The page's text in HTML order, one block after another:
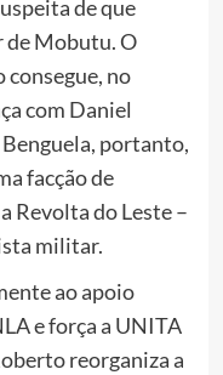
de que
de Mobutu. O
no
com Daniel
portanto,
facção de
Revolta do Leste –
militar.
ao apoio
e força a UNITA
reorganiza a